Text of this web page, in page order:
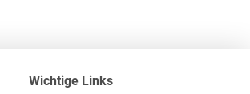
Wichtige Links